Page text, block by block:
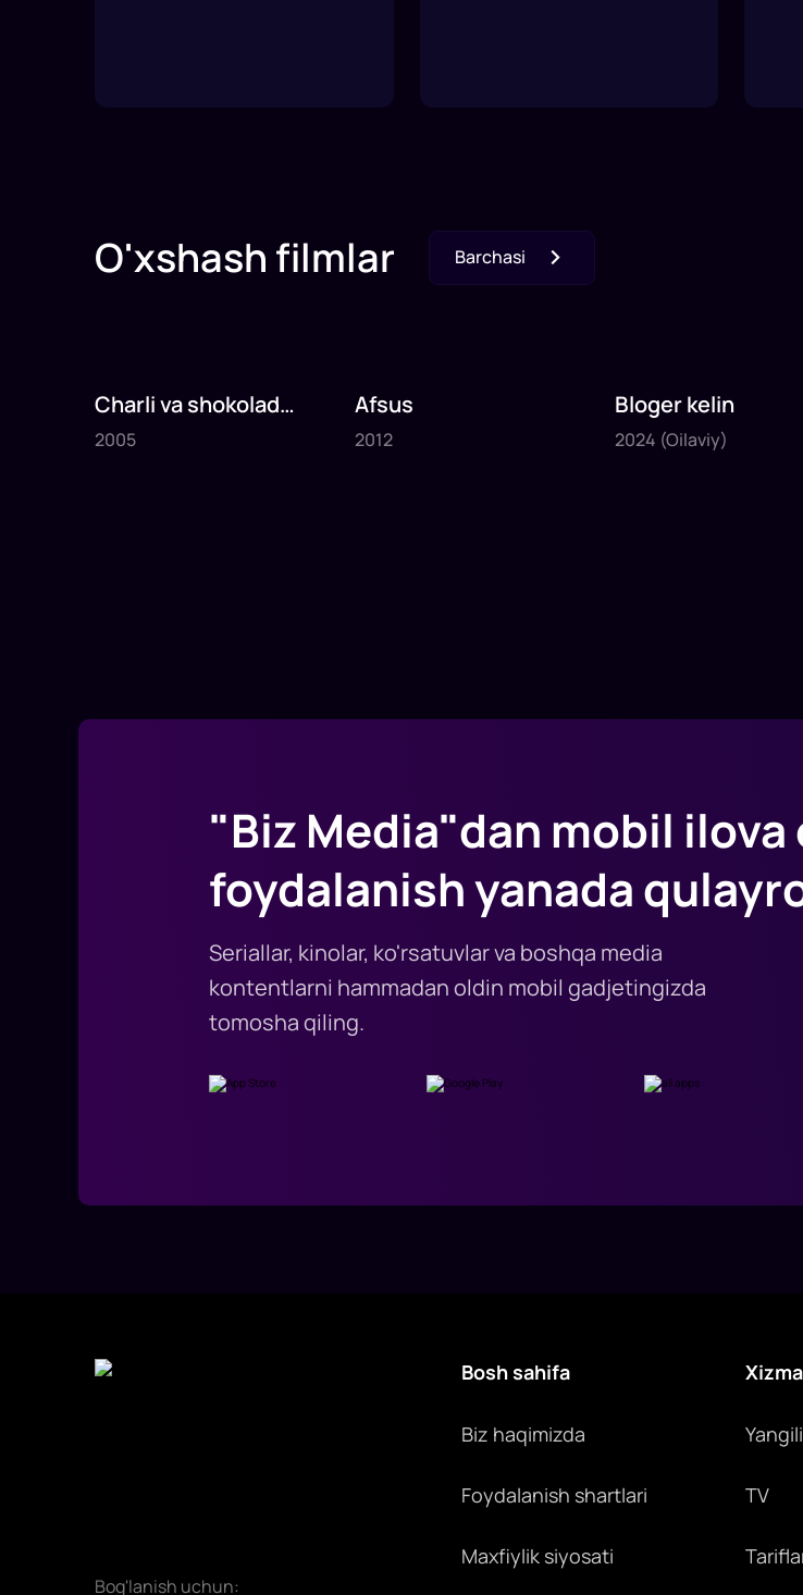
O'xshash filmlar Barchasi
2005
1x75
Charli va shokolad
fabrikasi
2005
2012
1x80
Afsus
2012
2024
1x35daq.
Bloger kelin
2024 (Oilaviy)
"Biz Media"dan mobil ilova
foydalanish yanada
Seriallar, kinolar, ko'rsatuvlar va boshqa media
kontentlarni hammadan oldin mobil gadjetingizda
tomosha qiling.
Bog'lanish uchun:
Bosh sahifa
Biz haqimizda
Foydalanish shartlari
Maxfiylik siyosati
TV